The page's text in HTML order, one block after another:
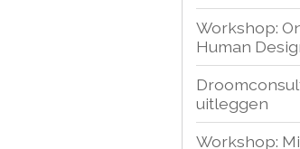
Workshop:
Human
uitleggen
Workshop: